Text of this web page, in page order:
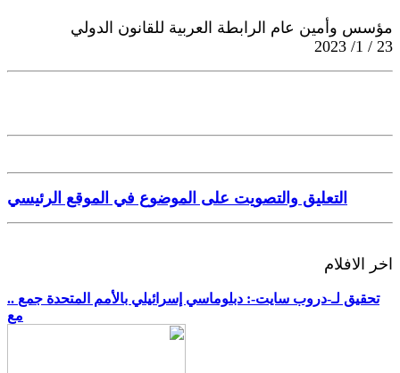
مؤسس وأمين عام الرابطة العربية للقانون الدولي
23 / 1/ 2023
التعليق والتصويت على الموضوع في الموقع الرئيسي
اخر الافلام
.. تحقيق لـ-دروب سايت-: دبلوماسي إسرائيلي بالأمم المتحدة جمع
مع